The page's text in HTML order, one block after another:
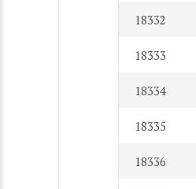
18332
18333
18334
18335
18336